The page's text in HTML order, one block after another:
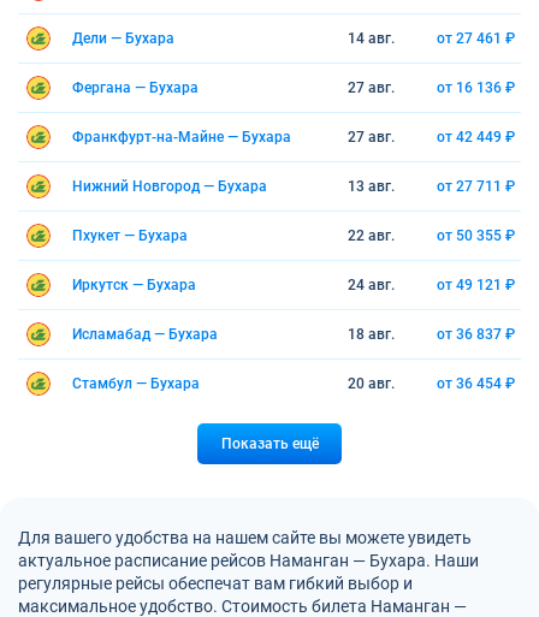
Дели — Бухара 14 авг. от 27 461 ₽
Фергана — Бухара 27 авг. от 16 136 ₽
Франкфурт-на-Майне — Бухара 27 авг. от 42 449 ₽
Нижний Новгород — Бухара 13 авг. от 27 711 ₽
Пхукет — Бухара 22 авг. от 50 355 ₽
Иркутск — Бухара 24 авг. от 49 121 ₽
Исламабад — Бухара 18 авг. от 36 837 ₽
Стамбул — Бухара 20 авг. от 36 454 ₽
Показать ещё
Для вашего удобства на нашем сайте вы можете увидеть
актуальное расписание рейсов Наманган — Бухара. Наши
регулярные рейсы обеспечат вам гибкий выбор и
максимальное удобство. Стоимость билета Наманган —